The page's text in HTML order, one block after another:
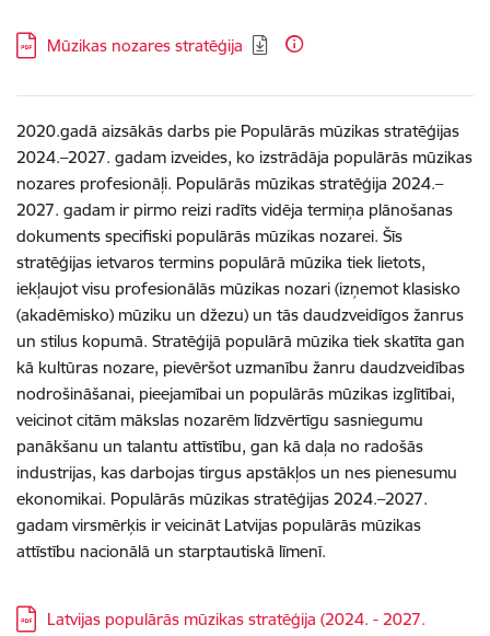
Lejupielādēt:
Mūzikas nozares stratēģija
2020.gadā aizsākās darbs pie Populārās mūzikas stratēģijas
2024.–2027. gadam izveides, ko izstrādāja populārās mūzikas
nozares profesionāļi. Populārās mūzikas stratēģija 2024.–
2027. gadam ir pirmo reizi radīts vidēja termiņa plānošanas
dokuments specifiski populārās mūzikas nozarei. Šīs
stratēģijas ietvaros termins populārā mūzika tiek lietots,
iekļaujot visu profesionālās mūzikas nozari (izņemot klasisko
(akadēmisko) mūziku un džezu) un tās daudzveidīgos žanrus
un stilus kopumā. Stratēģijā populārā mūzika tiek skatīta gan
kā kultūras nozare, pievēršot uzmanību žanru daudzveidības
nodrošināšanai, pieejamībai un populārās mūzikas izglītībai,
veicinot citām mākslas nozarēm līdzvērtīgu sasniegumu
panākšanu un talantu attīstību, gan kā daļa no radošās
industrijas, kas darbojas tirgus apstākļos un nes pienesumu
ekonomikai. Populārās mūzikas stratēģijas 2024.–2027.
gadam virsmērķis ir veicināt Latvijas populārās mūzikas
attīstību nacionālā un starptautiskā līmenī.
Lejupielādēt:
Latvijas populārās mūzikas stratēģija (2024. - 2027.